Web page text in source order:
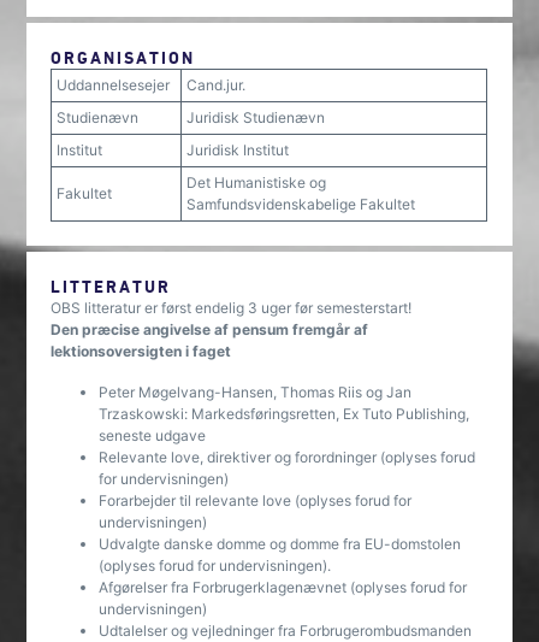
ORGANISATION
Uddannelsesejer
Cand.jur.
Studienævn
Juridisk Studienævn
Institut
Juridisk Institut
Fakultet
Det Humanistiske og
Samfundsvidenskabelige Fakultet
LITTERATUR
OBS litteratur er først endelig 3 uger før semesterstart!
Den præcise angivelse af pensum fremgår af
lektionsoversigten i faget
Peter Møgelvang-Hansen, Thomas Riis og Jan
Trzaskowski: Markedsføringsretten, Ex Tuto Publishing,
seneste udgave
Relevante love, direktiver og forordninger (oplyses forud
for undervisningen)
Forarbejder til relevante love (oplyses forud for
undervisningen)
Udvalgte danske domme og domme fra EU-domstolen
(oplyses forud for undervisningen).
Afgørelser fra Forbrugerklagenævnet (oplyses forud for
undervisningen)
Udtalelser og vejledninger fra Forbrugerombudsmanden